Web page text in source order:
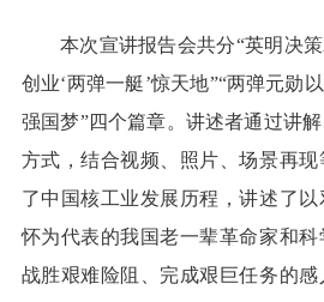
本次宣讲报告会共分“英明决
创业‘两弹一艇’惊天地”“两弹元勋
强国梦”四个篇章。讲述者通过讲
方式，结合视频、照片、场景再
了中国核工业发展历程，讲述了
怀为代表的我国老一辈革命家和科
战胜艰难险阻、完成艰巨任务的